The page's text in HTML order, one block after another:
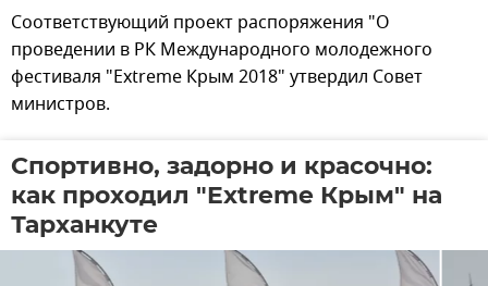
Соответствующий проект распоряжения "О
проведении в РК Международного молодежного
фестиваля "Extreme Крым 2018" утвердил Совет
министров.
Спортивно, задорно и красочно:
как проходил "Extreme Крым" на
Тарханкуте